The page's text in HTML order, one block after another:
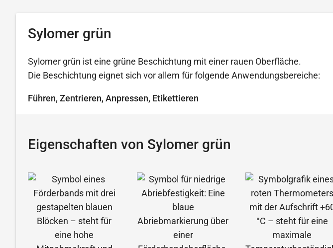
Sylomer grün
Sylomer grün ist eine grüne Beschichtung mit einer rauen Oberfläche.
Die Beschichtung eignet sich vor allem für folgende Anwendungsbereiche:
Führen, Zentrieren, Anpressen, Etikettieren
Eigenschaften von Sylomer grün